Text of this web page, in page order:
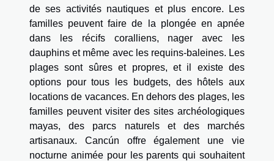
de ses activités nautiques et plus encore. Les
familles peuvent faire de la plongée en apnée
dans les récifs coralliens, nager avec les
dauphins et même avec les requins-baleines. Les
plages sont sûres et propres, et il existe des
options pour tous les budgets, des hôtels aux
locations de vacances. En dehors des plages, les
familles peuvent visiter des sites archéologiques
mayas, des parcs naturels et des marchés
artisanaux. Cancún offre également une vie
nocturne animée pour les parents qui souhaitent